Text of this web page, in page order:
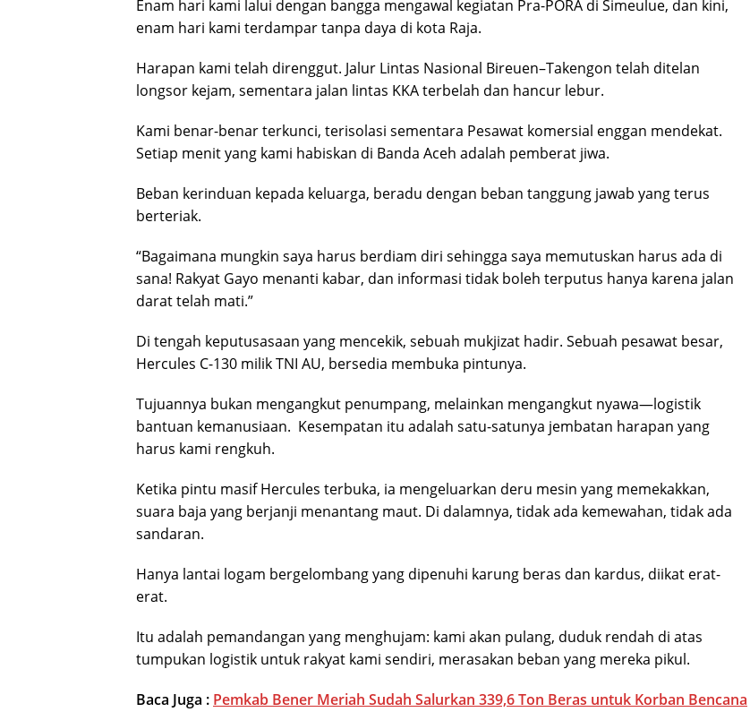
Enam hari kami lalui dengan bangga mengawal kegiatan Pra-PORA di Simeulue, dan kini,
enam hari kami terdampar tanpa daya di kota Raja.
Harapan kami telah direnggut. Jalur Lintas Nasional Bireuen–Takengon telah ditelan
longsor kejam, sementara jalan lintas KKA terbelah dan hancur lebur.
Kami benar-benar terkunci, terisolasi sementara Pesawat komersial enggan mendekat.
Setiap menit yang kami habiskan di Banda Aceh adalah pemberat jiwa.
Beban kerinduan kepada keluarga, beradu dengan beban tanggung jawab yang terus
berteriak.
“Bagaimana mungkin saya harus berdiam diri sehingga saya memutuskan harus ada di
sana! Rakyat Gayo menanti kabar, dan informasi tidak boleh terputus hanya karena jalan
darat telah mati.”
Di tengah keputusasaan yang mencekik, sebuah mukjizat hadir. Sebuah pesawat besar,
Hercules C-130 milik TNI AU, bersedia membuka pintunya.
Tujuannya bukan mengangkut penumpang, melainkan mengangkut nyawa—logistik
bantuan kemanusiaan. Kesempatan itu adalah satu-satunya jembatan harapan yang
harus kami rengkuh.
Ketika pintu masif Hercules terbuka, ia mengeluarkan deru mesin yang memekakkan,
suara baja yang berjanji menantang maut. Di dalamnya, tidak ada kemewahan, tidak ada
sandaran.
Hanya lantai logam bergelombang yang dipenuhi karung beras dan kardus, diikat erat-
erat.
Itu adalah pemandangan yang menghujam: kami akan pulang, duduk rendah di atas
tumpukan logistik untuk rakyat kami sendiri, merasakan beban yang mereka pikul.
Baca Juga : Pemkab Bener Meriah Sudah Salurkan 339,6 Ton Beras untuk Korban Bencana